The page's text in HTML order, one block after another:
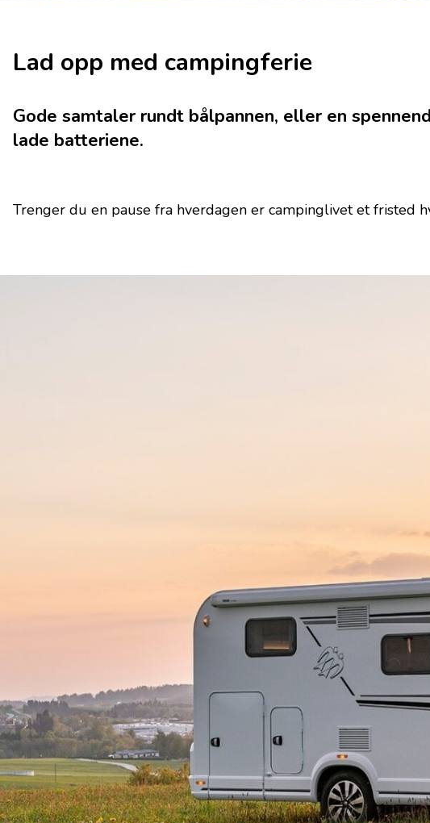
Lad opp med campingferie
Gode samtaler rundt bålpannen, eller en
lade batteriene.
Trenger du en pause fra hverdagen er campinglivet et fristed